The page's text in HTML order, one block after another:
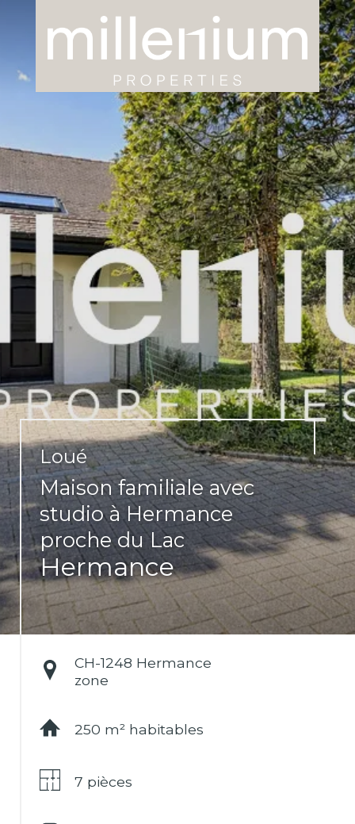
Loué
Maison familiale avec
studio à Hermance
proche du Lac
Hermance
CH-1248 Hermance
zone
250 m² habitables
7 pièces